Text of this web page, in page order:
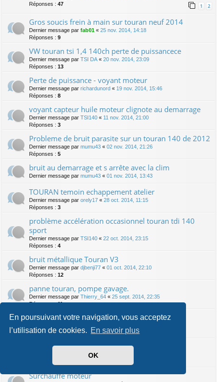
En poursuivant votre navigation, vous acceptez
l’utilisation de cookies. En savoir plus
OK
Réponses : 47 1 2
Gros soucis frein à main sur touran neuf 2014
Dernier message par fab01 « 25 nov. 2014, 14:18
Réponses : 9
VW touran tsi 1,4 140ch perte de puissancece
Dernier message par TSI DA « 20 nov. 2014, 23:09
Réponses : 13
Perte de puissance - voyant moteur
Dernier message par richardunord « 19 nov. 2014, 15:46
Réponses : 8
voyant capteur huile moteur clignote au demarrage
Dernier message par TSI140 « 11 nov. 2014, 21:00
Réponses : 3
Probleme de bruit parasite sur un touran 140 de 2012
Dernier message par mumu43 « 02 nov. 2014, 21:26
Réponses : 5
bruit au demarrage et s arrête avec la clim
Dernier message par mumu43 « 01 nov. 2014, 13:43
TOURAN temoin echappement atelier
Dernier message par orely17 « 28 oct. 2014, 11:15
Réponses : 3
problème accélération occasionnel touran tdi 140
sport
Dernier message par TSI140 « 22 oct. 2014, 23:15
Réponses : 4
bruit métallique Touran V3
Dernier message par djbenji77 « 01 oct. 2014, 22:10
Réponses : 12
panne touran, pompe gavage.
Dernier message par Thierry_64 « 25 sept. 2014, 22:35
Réponses :11
Bruit de grincement / couinement
Réponses : 2
Panne sur touran 2.0 tdi
Flo91«
Réponses :
Surchauffe moteur